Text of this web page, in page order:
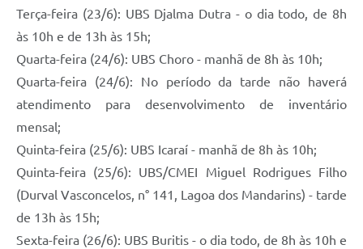
Terça-feira (23/6): UBS Djalma Dutra - o dia todo, de 8h
às 10h e de 13h às 15h;
Quarta-feira (24/6): UBS Choro - manhã de 8h às 10h;
Quarta-feira (24/6): No período da tarde não haverá
atendimento para desenvolvimento de inventário
mensal;
Quinta-feira (25/6): UBS Icaraí - manhã de 8h às 10h;
Quinta-feira (25/6): UBS/CMEI Miguel Rodrigues Filho
(Durval Vasconcelos, n° 141, Lagoa dos Mandarins) - tarde
de 13h às 15h;
Sexta-feira (26/6): UBS Buritis - o dia todo, de 8h às 10h e